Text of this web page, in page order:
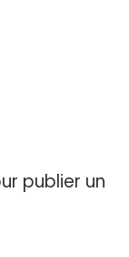
publier un